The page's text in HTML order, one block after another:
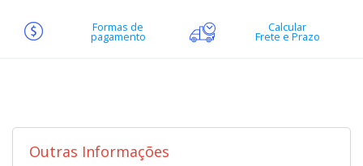
Formas de
pagamento
Calcular
Frete e Prazo
Outras Informações